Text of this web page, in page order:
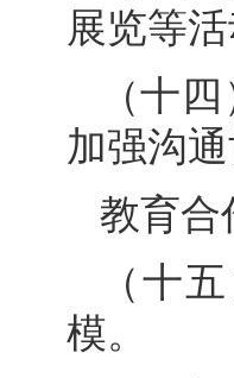
展览等
（十
加强沟通
教育合
（十
模。